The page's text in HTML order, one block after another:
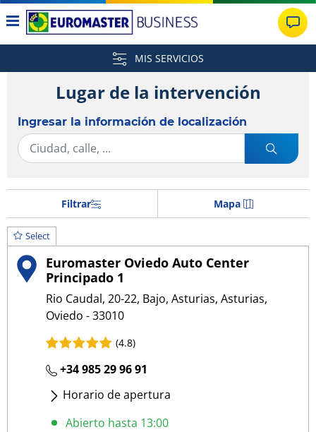
MIS SERVICIOS
Lugar de la intervención
Ingresar la información de localización
Filtrar Mapa
Select
Euromaster Oviedo Auto Center
Principado 1
Rio Caudal, 20-22, Bajo, Asturias, Asturias,
Oviedo - 33010
(4.8)
+34 985 29 96 91
Horario de apertura
Lunes- Viernes:09:00 13:00
Abierto hasta 13:00